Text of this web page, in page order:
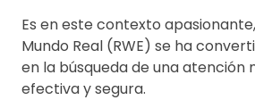
Es en este contexto
Mundo Real (RWE) se ha
en la búsqueda de una atención
efectiva y segura.